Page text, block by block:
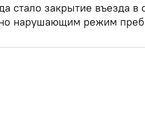
стало закрытие въезда в
нарушающим режим